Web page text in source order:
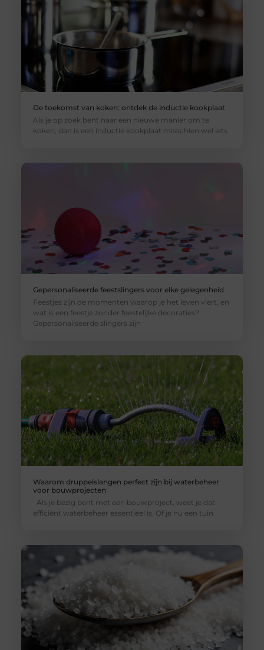
De toekomst van koken: ontdek de inductie kookplaat
Als je op zoek bent naar een nieuwe manier om te
koken, dan is een inductie kookplaat misschien wel iets
Gepersonaliseerde feestslingers voor elke gelegenheid
Feestjes zijn de momenten waarop je het leven viert, en
wat is een feestje zonder feestelijke decoraties?
Gepersonaliseerde slingers zijn
Waarom druppelslangen perfect zijn bij waterbeheer
voor bouwprojecten
Als je bezig bent met een bouwproject, weet je dat
efficiënt waterbeheer essentieel is. Of je nu een tuin